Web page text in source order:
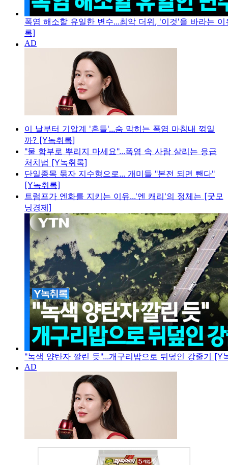
폭염 해소할 유일한 변수...최악 더위, '이것'을 바라는
록]
이 날부터 기압계 '흔들'...숨 막히는 폭염 마침내 꺾일
까? [Y녹취록]
"물 함부로 뿌리지 마세요"...폭염 속 사람 살리는 응급
처치법 [Y녹취록]
단일종목 묶자 지수형으로... 개미들 "본전 되면 뺀다"
[Y녹취록]
트럼프가 엔화를 지키는 이유...'엔 캐리'의 정체는 [굿모
닝경제]
"녹색 양탄자 깔린 듯"...개구리밥으로 뒤덮인 강줄기 [Y